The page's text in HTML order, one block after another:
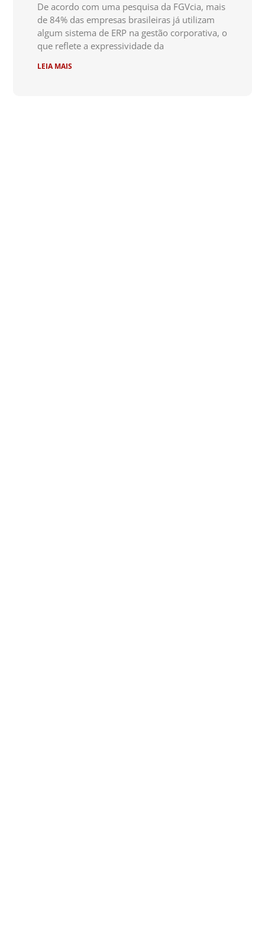
De acordo com uma pesquisa da FGVcia, mais
de 84% das empresas brasileiras já utilizam
algum sistema de ERP na gestão corporativa, o
que reflete a expressividade da
LEIA MAIS